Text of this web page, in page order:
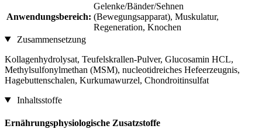
Anwendungsbereich:
Gelenke/Bänder/Sehnen
(Bewegungsapparat), Muskulatur,
Regeneration, Knochen
Zusammensetzung
Kollagenhydrolysat, Teufelskrallen-Pulver, Glucosamin HCL,
Methylsulfonylmethan (MSM), nucleotidreiches Hefeerzeugnis,
Hagebuttenschalen, Kurkumawurzel, Chondroitinsulfat
Inhaltsstoffe
Ernährungsphysiologische Zusatzstoffe